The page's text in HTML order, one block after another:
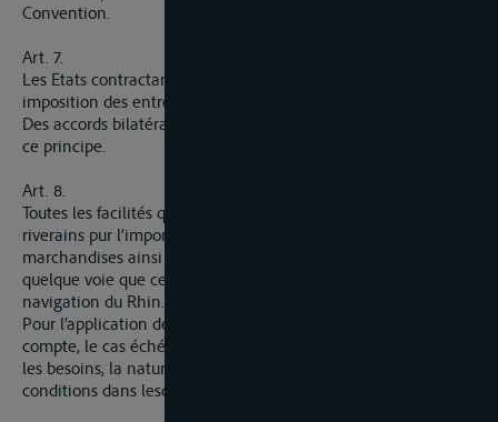
Convention.
Art. 7.
Les Etats contractants sont d’accord pour éviter une double
imposition des entreprises de navigation du Rhin.
Des accords bilatéraux régleront les modalités d’application de
ce principe.
Art. 8.
Toutes les facilités qui seraient accordées par les Etats
riverains pur l’importation, l’exportation ou le transit des
marchandises ainsi que pour toute espèce de transports par
quelque voie que ce soit, seront également concédées à la
navigation du Rhin.
Pour l’application de la disposition ci-dessus, il sera tenu
compte, le cas échéant, des différences pouvant exister dans
les besoins, la nature et l’importance du trafic, ainsi que des
conditions dans lesquelles ce trafic s’effectue.